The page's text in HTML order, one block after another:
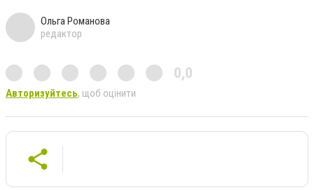
Ольга Романова
редактор
0,0
Авторизуйтесь, щоб оцінити